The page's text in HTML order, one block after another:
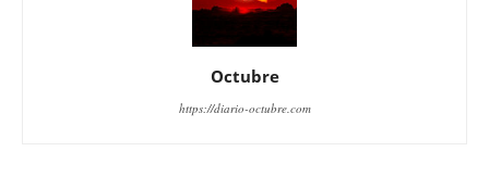
Octubre
https://diario-octubre.com